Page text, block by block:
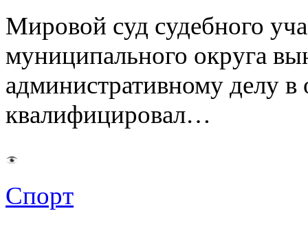
Мировой суд судебного
муниципального округа
административному делу
квалифицировал…
Спорт